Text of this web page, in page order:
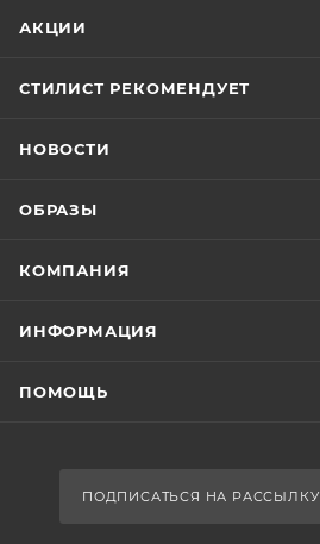
АКЦИИ
СТИЛИСТ РЕКОМЕНДУЕТ
НОВОСТИ
ОБРАЗЫ
КОМПАНИЯ
ИНФОРМАЦИЯ
ПОМОЩЬ
ПОДПИСАТЬСЯ НА РАССЫЛКУ